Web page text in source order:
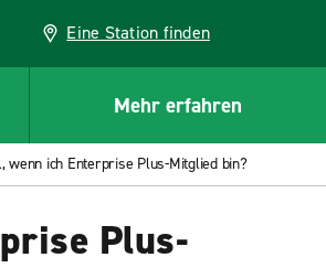
Eine Station finden
Mehr erfahren
wenn ich Enterprise Plus-Mitglied bin?
Plus-